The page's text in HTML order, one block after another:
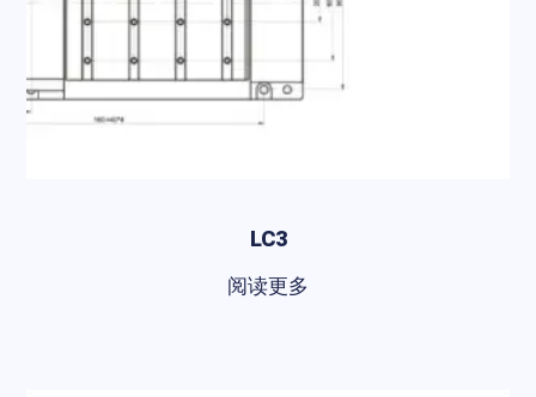
LC3
阅读更多